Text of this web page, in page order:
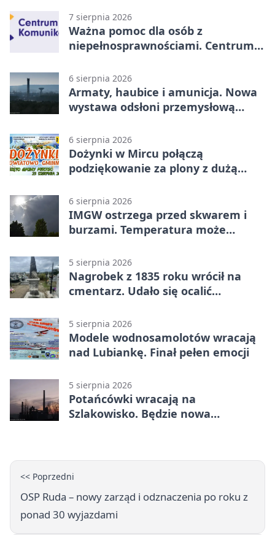
7 sierpnia 2026
Ważna pomoc dla osób z
niepełnosprawnościami. Centrum
6 sierpnia 2026
Armaty, haubice i amunicja. Nowa
wystawa odsłoni przemysłową
6 sierpnia 2026
Dożynki w Mircu połączą
podziękowanie za plony z dużą
6 sierpnia 2026
IMGW ostrzega przed skwarem i
burzami. Temperatura może
5 sierpnia 2026
Nagrobek z 1835 roku wrócił na
cmentarz. Udało się ocalić
5 sierpnia 2026
Modele wodnosamolotów wracają
nad Lubiankę. Finał pełen emocji
5 sierpnia 2026
Potańcówki wracają na
Szlakowisko. Będzie nowa
<< Poprzedni
OSP Ruda – nowy zarząd i odznaczenia po roku z
ponad 30 wyjazdami